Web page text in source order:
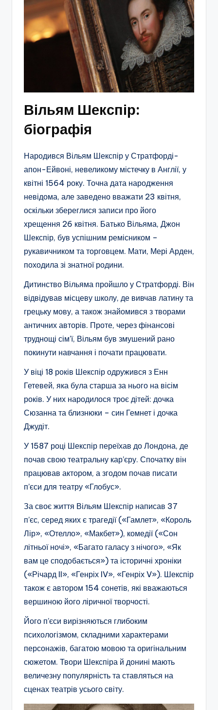
Вільям Шекспір:
біографія
Народився Вільям Шекспір у Стратфорді-
апон-Ейвоні, невеликому містечку в Англії, у
квітні 1564 року. Точна дата народження
невідома, але заведено вважати 23 квітня,
оскільки збереглися записи про його
хрещення 26 квітня. Батько Вільяма, Джон
Шекспір, був успішним ремісником –
рукавичником та торговцем. Мати, Мері Арден,
походила зі знатної родини.
Дитинство Вільяма пройшло у Стратфорді. Він
відвідував місцеву школу, де вивчав латину та
грецьку мову, а також знайомився з творами
античних авторів. Проте, через фінансові
труднощі сім’ї, Вільям був змушений рано
покинути навчання і почати працювати.
У віці 18 років Шекспір одружився з Енн
Гетевей, яка була старша за нього на вісім
років. У них народилося троє дітей: дочка
Сюзанна та близнюки – син Гемнет і дочка
Джудіт.
У 1587 році Шекспір переїхав до Лондона, де
почав свою театральну кар’єру. Спочатку він
працював актором, а згодом почав писати
п’єси для театру «Глобус».
За своє життя Вільям Шекспір написав 37
п’єс, серед яких є трагедії («Гамлет», «Король
Лір», «Отелло», «Макбет»), комедії («Сон
літньої ночі», «Багато галасу з нічого», «Як
вам це сподобається») та історичні хроніки
(«Річард II», «Генріх IV», «Генріх V»). Шекспір
також є автором 154 сонетів, які вважаються
вершиною його ліричної творчості.
Його п’єси вирізняються глибоким
психологізмом, складними характерами
персонажів, багатою мовою та оригінальним
сюжетом. Твори Шекспіра й донині мають
величезну популярність та ставляться на
сценах театрів усього світу.